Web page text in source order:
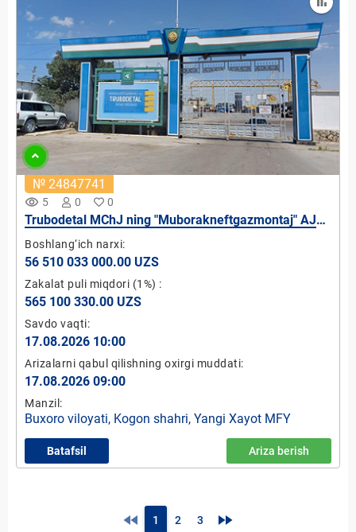
remove_red_eye 5 0 0
№ 24847741
Trubodetal MChJ ning "Muborakneftgazmontaj" AJ
ga tegishli 100 % lik ulushi
Boshlang‘ich narxi:
56 510 033 000.00 UZS
Zakalat puli miqdori (1%) :
565 100 330.00 UZS
Savdo vaqti:
17.08.2026 10:00
Arizalarni qabul qilishning oxirgi muddati:
17.08.2026 09:00
Manzil:
Buxoro viloyati, Kogon shahri, Yangi Xayot MFY
Batafsil Ariza berish
fast_rewind 1 2 3 fast_forward